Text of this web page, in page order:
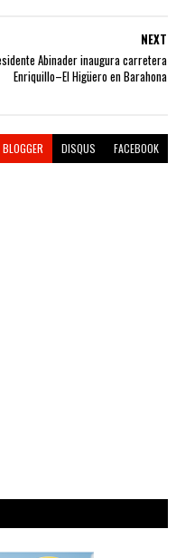
NEXT
Abinader inaugura carretera
Enriquillo–El Higüero en Barahona
BLOGGER DISQUS FACEBOOK